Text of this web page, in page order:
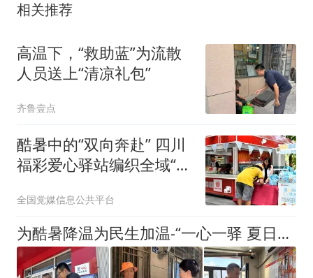
相关推荐
高温下，“救助蓝”为流散
人员送上“清凉礼包”
齐鲁壹点
酷暑中的“双向奔赴” 四川
福彩爱心驿站编织全域“清
全国党媒信息公共平台
为酷暑降温为民生加温-“一心一驿 夏日送清凉”公益服务再出发